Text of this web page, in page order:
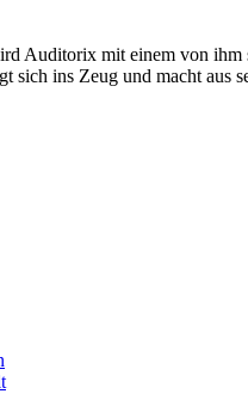
Auditorix mit einem von
sich ins Zeug und macht